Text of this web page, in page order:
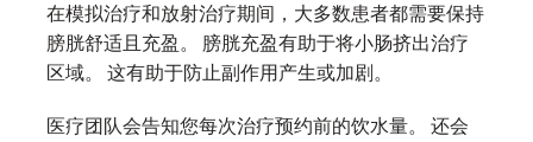
在模拟治疗和放射治疗期间，大多数患者都需要保持
膀胱舒适且充盈。 膀胱充盈有助于将小肠挤出治疗
区域。 这有助于防止副作用产生或加剧。
医疗团队会告知您每次治疗预约前的饮水量。 还会